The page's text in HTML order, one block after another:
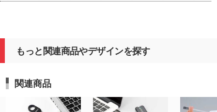
もっと関連商品やデザインを探す
関連商品